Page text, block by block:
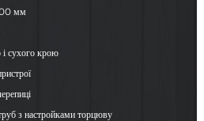
мм
і сухого крою
з настройками торцюву